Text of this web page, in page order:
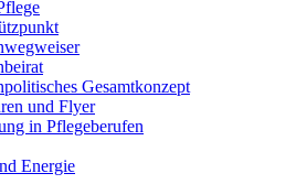
Gesamtkonzept
und Flyer
in Pflegeberufen
Energie